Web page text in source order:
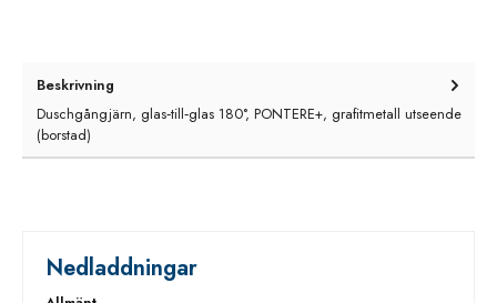
Beskrivning
Duschgångjärn, glas‑till‑glas 180°, PONTERE+, grafitmetall utseende
(borstad)
Nedladdningar